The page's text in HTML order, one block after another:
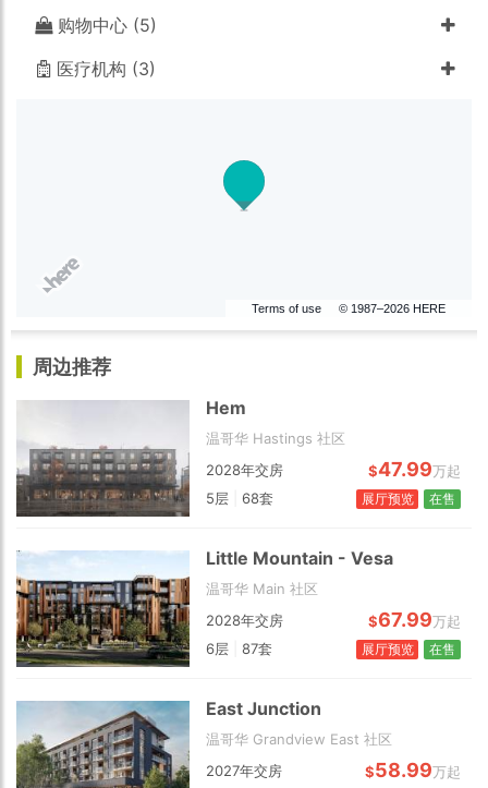
体验。
购物中心 (5)
医疗机构 (3)
Terms of use © 1987–2026 HERE
周边推荐
Hem
温哥华 Hastings 社区
2028年交房
$47.99万起
5层
68套 在售
展厅预览
Little Mountain - Vesa
温哥华 Main 社区
2028年交房
$67.99万起
6层
87套 在售
展厅预览
East Junction
温哥华 Grandview East 社区
2027年交房
$58.99万起